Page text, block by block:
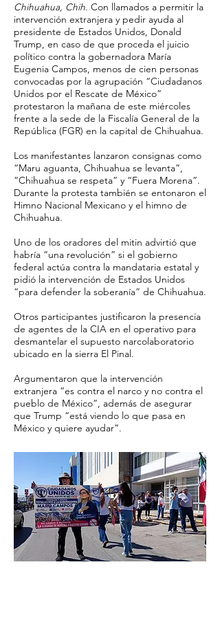
Chihuahua, Chih. Con llamados a permitir la
intervención extranjera y pedir ayuda al
presidente de Estados Unidos, Donald
Trump, en caso de que proceda el juicio
político contra la gobernadora María
Eugenia Campos, menos de cien personas
convocadas por la agrupación “Ciudadanos
Unidos por el Rescate de México”
protestaron la mañana de este miércoles
frente a la sede de la Fiscalía General de la
República (FGR) en la capital de Chihuahua.
Los manifestantes lanzaron consignas como
“Maru aguanta, Chihuahua se levanta”,
“Chihuahua se respeta” y “Fuera Morena”.
Durante la protesta también se entonaron el
Himno Nacional Mexicano y el himno de
Chihuahua.
Uno de los oradores del mitin advirtió que
habría “una revolución” si el gobierno
federal actúa contra la mandataria estatal y
pidió la intervención de Estados Unidos
“para defender la soberanía” de Chihuahua.
Otros participantes justificaron la presencia
de agentes de la CIA en el operativo para
desmantelar el supuesto narcolaboratorio
ubicado en la sierra El Pinal.
Argumentaron que la intervención
extranjera “es contra el narco y no contra el
pueblo de México”, además de asegurar
que Trump “está viendo lo que pasa en
México y quiere ayudar”.